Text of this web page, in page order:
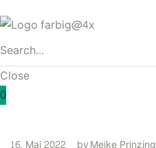
Close
0